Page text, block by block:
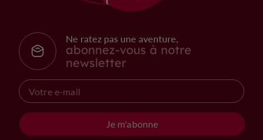
Ne ratez pas une aventure,
abonnez-vous à notre
newsletter
Je m'abonne